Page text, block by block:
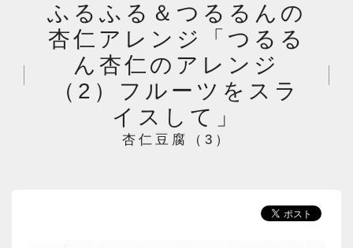
ふるふる＆つるるんの
杏仁アレンジ「つるる
ん杏仁のアレンジ
（2）フルーツをスラ
イスして」
杏仁豆腐（3）